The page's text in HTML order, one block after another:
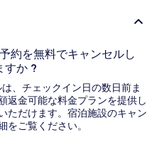
約を無料でキャンセルし
すか ?
、チェックイン日の数日前ま
返金可能な料金プランを提供し
ただけます。宿泊施設のキャン
をご覧ください。